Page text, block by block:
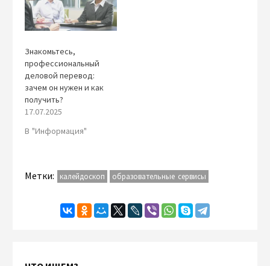
Знакомьтесь,
профессиональный
деловой перевод:
зачем он нужен и как
получить?
17.07.2025
В "Информация"
Метки: калейдоскоп образовательные сервисы